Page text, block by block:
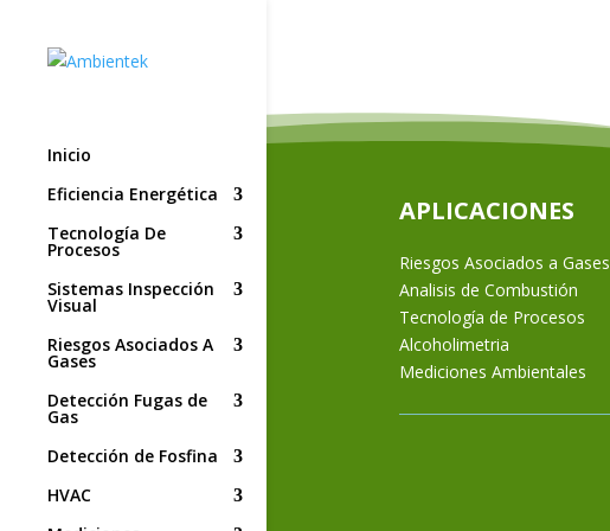
Inicio
Eficiencia Energética
Tecnología De
Procesos
Sistemas Inspección
Visual
Riesgos Asociados A
Gases
Detección Fugas de
Gas
Detección de Fosfina
HVAC
APLICACIONES
Riesgos Asociados a Gases
Analisis de Combustión
Tecnología de Procesos
Alcoholimetria
Mediciones Ambientales